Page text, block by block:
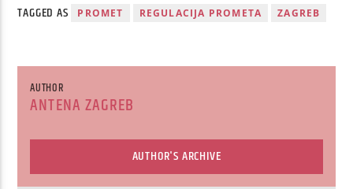
TAGGED AS PROMET REGULACIJA PROMETA ZAGREB
AUTHOR
ANTENA ZAGREB
AUTHOR'S ARCHIVE